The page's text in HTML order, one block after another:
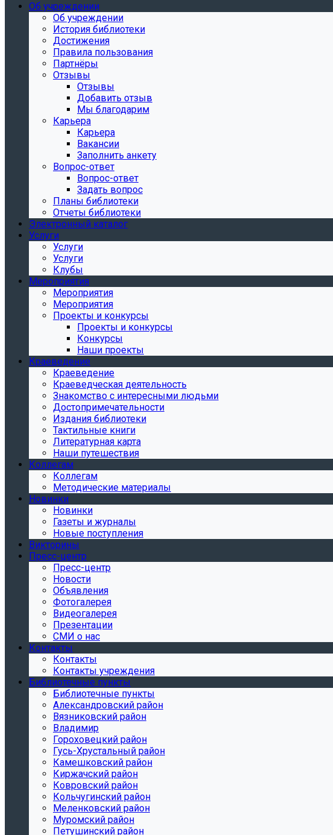
Об учреждении
Об учреждении
История библиотеки
Достижения
Правила пользования
Партнёры
Отзывы
Отзывы
Добавить отзыв
Мы благодарим
Карьера
Карьера
Вакансии
Заполнить анкету
Вопрос-ответ
Вопрос-ответ
Задать вопрос
Планы библиотеки
Отчеты библиотеки
Электронный каталог
Услуги
Услуги
Услуги
Клубы
Мероприятия
Мероприятия
Мероприятия
Проекты и конкурсы
Проекты и конкурсы
Конкурсы
Наши проекты
Краеведение
Краеведение
Краеведческая деятельность
Знакомство с интересными людьми
Достопримечательности
Издания библиотеки
Тактильные книги
Литературная карта
Наши путешествия
Коллегам
Коллегам
Методические материалы
Новинки
Новинки
Газеты и журналы
Новые поступления
Викторины
Пресс-центр
Пресс-центр
Новости
Объявления
Фотогалерея
Видеогалерея
Презентации
СМИ о нас
Контакты
Контакты
Контакты учреждения
Библиотечные пункты
Библиотечные пункты
Александровский район
Вязниковский район
Владимир
Гороховецкий район
Гусь-Хрустальный район
Камешковский район
Киржачский район
Ковровский район
Кольчугинский район
Меленковский район
Муромский район
Петушинский район